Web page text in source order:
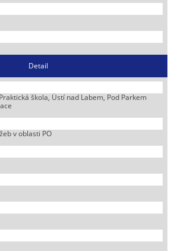
Detail
škola, Ústí nad Labem, Pod Parkem
v oblasti PO